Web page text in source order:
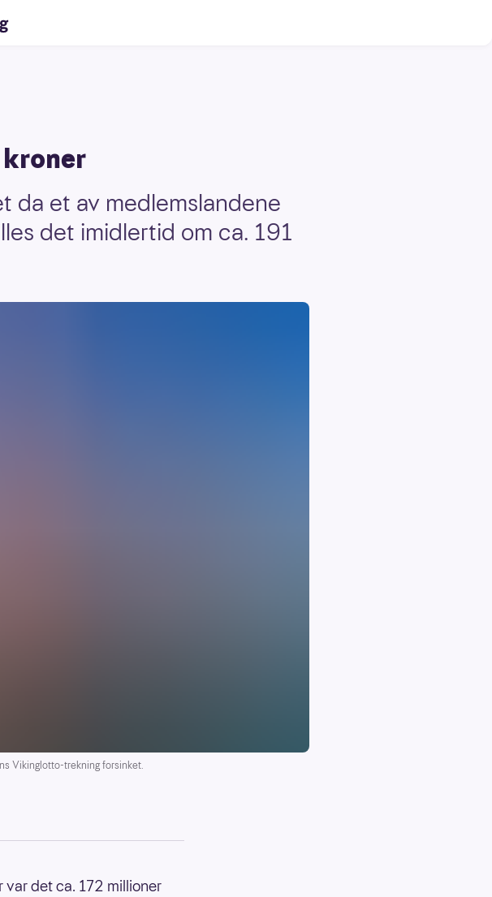
da et av medlemslandene
det imidlertid om ca. 191
Vikinglotto-trekning forsinket.
det ca. 172 millioner